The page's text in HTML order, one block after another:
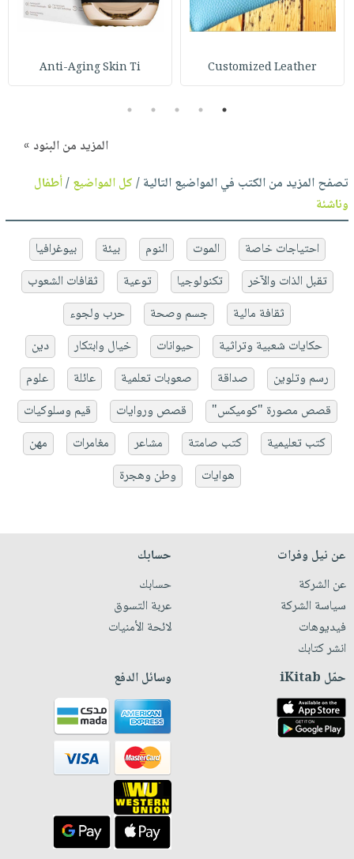
Customized Leather
Anti-Aging Skin Ti
1
2
3
4
5
المزيد من البنود »
تصفح المزيد من الكتب في المواضيع التالية /كل المواضيع/أطفال
وناشئة
احتياجات خاصة الموت النوم بيئة
بيوغرافيا
تقبل الذات والآخر
تكنولوجيا توعية
ثقافات الشعوب
ثقافة مالية
جسم وصحة
حرب ولجوء
حكايات شعبية وتراثية
حيوانات خيال وابتكار
دين
رسم وتلوين
صداقة صعوبات تعلمية عائلة
علوم
قصص مصورة "كوميكس"
قصص وروايات
قيم وسلوكيات
كتب تعليمية
كتب صامتة مشاعر مغامرات
مهن
هوايات
وطن وهجرة
عن نيل وفرات
عن الشركة
سياسة الشركة
فيديوهات
انشر كتابك
حسابك
حسابك
عربة التسوق
لائحة الأمنيات
حمّل iKitab وسائل الدفع